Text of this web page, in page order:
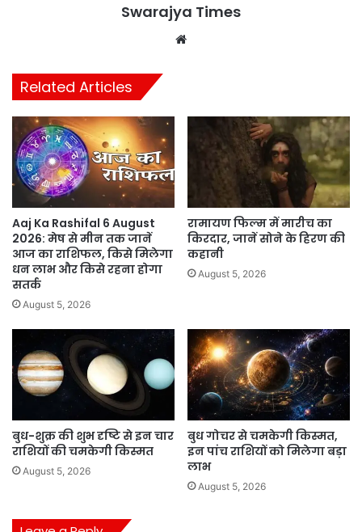
Swarajya Times
Related Articles
Aaj Ka Rashifal 6 August
2026: मेष से मीन तक जानें
आज का राशिफल, किसे मिलेगा
धन लाभ और किसे रहना होगा
सतर्क
August 5, 2026
रामायण फिल्म में मारीच का
किरदार, जानें सोने के हिरण की
कहानी
August 5, 2026
बुध-शुक्र की शुभ दृष्टि से इन चार
राशियों की चमकेगी किस्मत
August 5, 2026
बुध गोचर से चमकेगी किस्मत,
इन पांच राशियों को मिलेगा बड़ा
लाभ
August 5, 2026